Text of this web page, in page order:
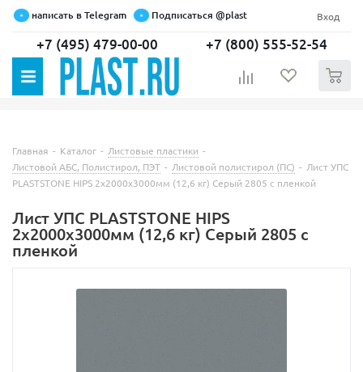
написать в Telegram Подписаться @plast Вход
+7 (495) 479-00-00 +7 (800) 555-52-54
Главная - Каталог - Листовые пластики -
Листовой АБС, Полистирол, ПЭТ - Листовой полистирол (ПС) - Лист УПС
PLASTSTONE HIPS 2х2000х3000мм (12,6 кг) Серый 2805 с пленкой
Лист УПС PLASTSTONE HIPS
2х2000х3000мм (12,6 кг) Серый 2805 с
пленкой